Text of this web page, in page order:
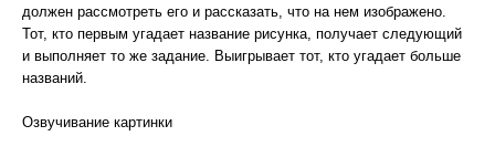
должен рассмотреть его и рассказать, что на нем изображено.
Тот, кто первым угадает название рисунка, получает следующий
и выполняет то же задание. Выигрывает тот, кто угадает больше
названий.
Озвучивание картинки